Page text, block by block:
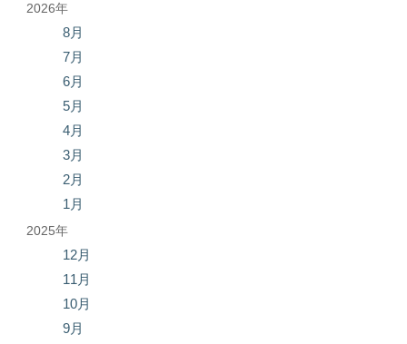
2026年
8月
7月
6月
5月
4月
3月
2月
1月
2025年
12月
11月
10月
9月